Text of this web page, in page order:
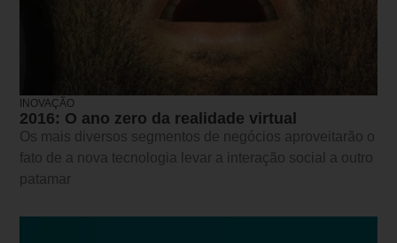
INOVAÇÃO
2016: O ano zero da realidade virtual
Os mais diversos segmentos de negócios aproveitarão o
fato de a nova tecnologia levar a interação social a outro
patamar